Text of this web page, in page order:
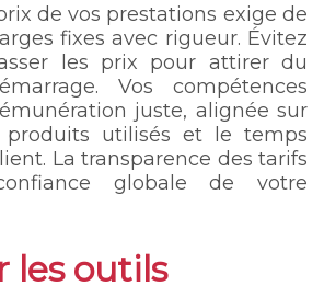
de vos prestations exige de
fixes avec rigueur. Évitez
les prix pour attirer du
Vos compétences
juste, alignée sur
produits utilisés et le temps
La transparence des tarifs
globale de votre
les outils